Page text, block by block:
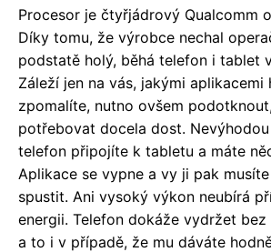
Procesor je čtyřjádrový Qualcomm
Díky tomu, že výrobce nechal
podstatě holý, běhá telefon i tablet
Záleží jen na vás, jakými aplikacemi
zpomalíte, nutno ovšem
potřebovat docela dost.
telefon připojíte k tabletu a máte
Aplikace se vypne a vy ji pak
spustit. Ani vysoký výkon neubírá
energii. Telefon dokáže vydržet
a to i v případě, že mu dáváte